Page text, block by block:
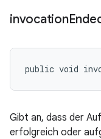
invocation
public void
Gibt an, dass der
erfolgreich oder